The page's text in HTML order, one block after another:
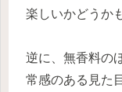
楽しいかどうか
逆に、無香料の
常感のある見た